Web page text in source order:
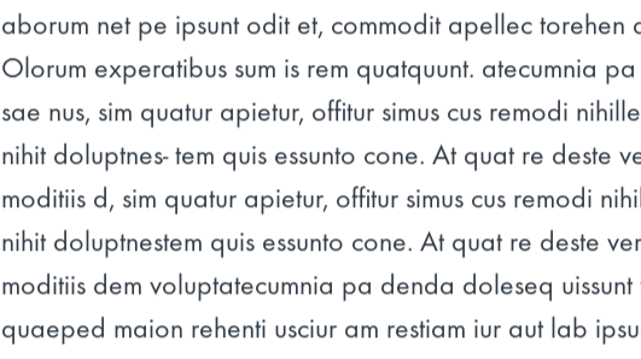
aborum net pe ipsunt odit et, commodit apellec torehen
Olorum experatibus sum is rem quatquunt. atecumnia
sae nus, sim quatur apietur, offitur simus cus remodi
nihit doluptnes- tem quis essunto cone. At quat re deste
moditiis d, sim quatur apietur, offitur simus cus remodi
nihit doluptnestem quis essunto cone. At quat re deste
moditiis dem voluptatecumnia pa denda doleseq
quaeped maion rehenti usciur am restiam iur aut lab